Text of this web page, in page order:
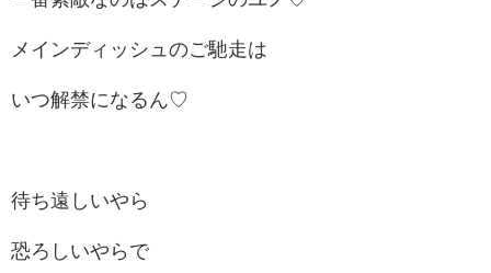
メインディッシュのご馳走は
いつ解禁になるん♡
待ち遠しいやら
恐ろしいやらで